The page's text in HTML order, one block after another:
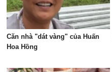
Căn nhà "dát vàng" của Huấn
Hoa Hồng